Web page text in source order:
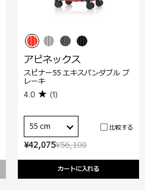
¥56,100
¥42,075
カートに入れる
アピネックス
スピナー55 エキスパンダブル ブ
レーキ
4.0 (1)
55 cm 比較する